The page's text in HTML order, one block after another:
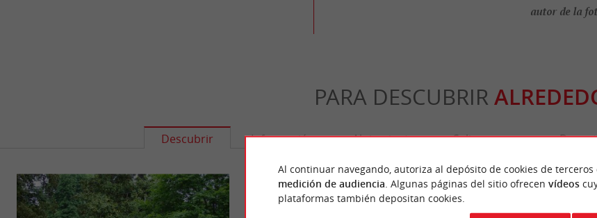
autor de la
PARA DESCUBRIR
Descubrir Información Alojamiento Salir a comer
Al continuar navegando, autoriza al depósito de cookies de terceros
medición de audiencia . Algunas páginas del sitio ofrecen vídeos
plataformas también depositan cookies.